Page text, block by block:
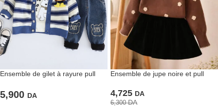
Ensemble de gilet à rayure pull
5,900 DA
Ensemble de jupe noire et pull
4,725 DA
6,300DA